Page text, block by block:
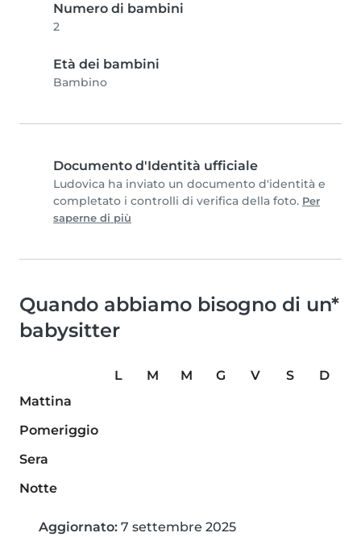
Numero di bambini
2
Età dei bambini
Bambino
Documento d'Identità ufficiale
Ludovica ha inviato un documento d'identità e
completato i controlli di verifica della foto. Per
saperne di più
Quando abbiamo bisogno di un*
babysitter
L M M G V S
D
Mattina
Pomeriggio
Sera
Notte
Aggiornato: 7 settembre 2025